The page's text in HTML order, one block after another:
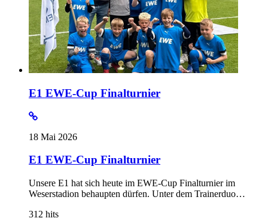
E1 EWE-Cup Finalturnier
18 Mai 2026
E1 EWE-Cup Finalturnier
Unsere E1 hat sich heute im EWE-Cup Finalturnier im
Weserstadion behaupten dürfen. Unter dem Trainerduo…
312 hits